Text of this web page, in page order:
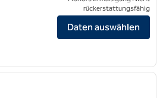
Los Angeles, Curio Collection by Hilton
rückerstattungsfähig
Daten auswählen